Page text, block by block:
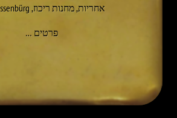
אחריות,מחנות ריכוז,
פרטים …